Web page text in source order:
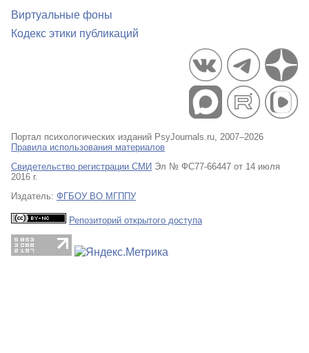
Виртуальные фоны
Кодекс этики публикаций
Портал психологических изданий PsyJournals.ru, 2007–2026
Правила использования материалов
Свидетельство регистрации СМИ Эл № ФС77-66447 от 14 июля
2016 г.
Издатель: ФГБОУ ВО МГППУ
Репозиторий открытого доступа